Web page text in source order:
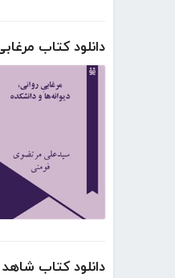
دانلود کتاب
دانلود کتاب